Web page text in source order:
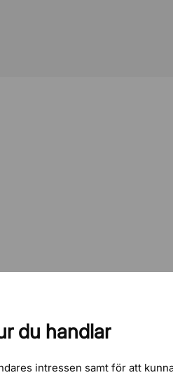
du handlar
intressen samt för att